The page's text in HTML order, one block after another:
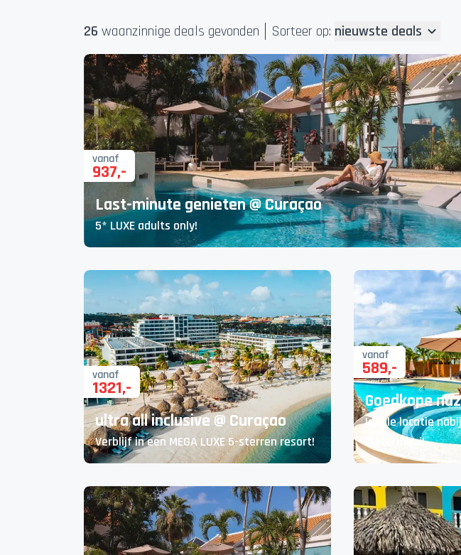
26 waanzinnige deals gevonden Sorteer op: nieuwste deals
vanaf
937,-
Last-minute genieten @ Curaçao
5* LUXE adults only!
vanaf
1321,-
ultra all inclusive @ Curaçao
Verblijf in een MEGA LUXE 5-sterren resort!
vanaf
589,-
Goedkope
Ideale locatie
Pietermaai!